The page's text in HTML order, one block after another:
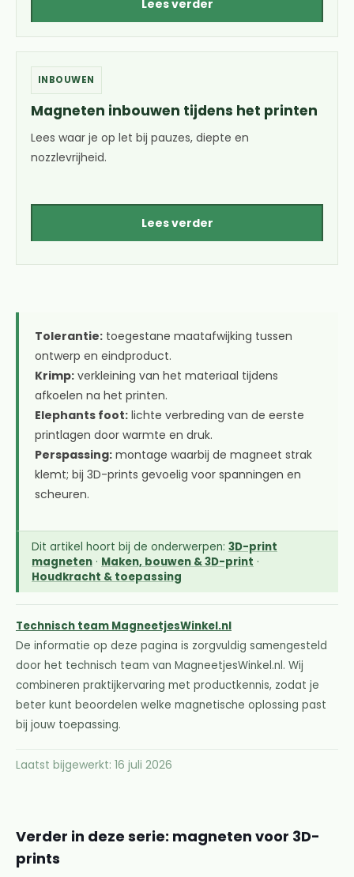
Lees verder
INBOUWEN
Magneten inbouwen tijdens het printen
Lees waar je op let bij pauzes, diepte en
nozzlevrijheid.
Lees verder
Tolerantie: toegestane maatafwijking tussen
ontwerp en eindproduct.
Krimp: verkleining van het materiaal tijdens
afkoelen na het printen.
Elephants foot: lichte verbreding van de eerste
printlagen door warmte en druk.
Perspassing: montage waarbij de magneet strak
klemt; bij 3D-prints gevoelig voor spanningen en
scheuren.
Dit artikel hoort bij de onderwerpen: 3D-print
magneten · Maken, bouwen & 3D-print ·
Houdkracht & toepassing
Technisch team MagneetjesWinkel.nl
De informatie op deze pagina is zorgvuldig samengesteld
door het technisch team van MagneetjesWinkel.nl. Wij
combineren praktijkervaring met productkennis, zodat je
beter kunt beoordelen welke magnetische oplossing past
bij jouw toepassing.
Laatst bijgewerkt: 16 juli 2026
Verder in deze serie: magneten voor 3D-
prints